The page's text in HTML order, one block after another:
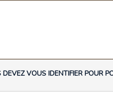
VOUS IDENTIFIER POUR